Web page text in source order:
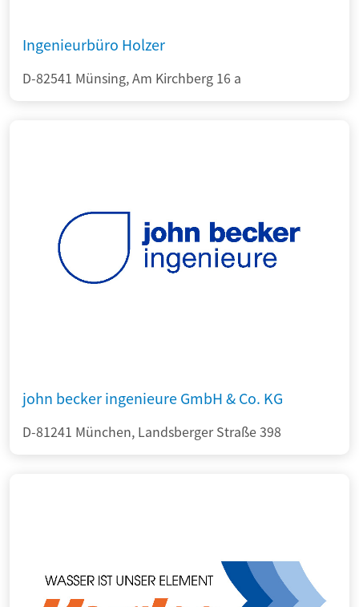
Ingenieurbüro Holzer
D-82541 Münsing, Am Kirchberg 16 a
john becker ingenieure GmbH & Co. KG
D-81241 München, Landsberger Straße 398